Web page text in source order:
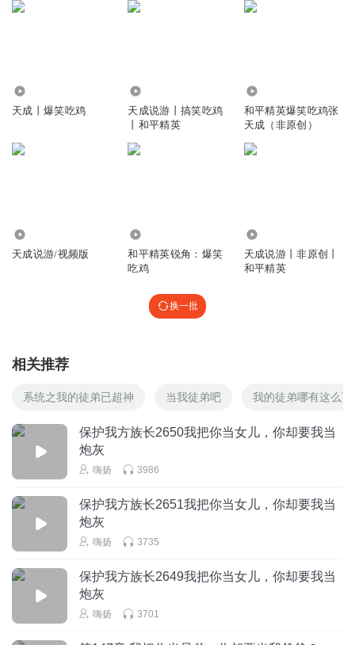
天成丨爆笑吃鸡
天成说游丨搞笑吃鸡
丨和平精英
和平精英爆笑吃鸡张
天成（非原创）
天成说游/视频版
和平精英锐角：爆笑
吃鸡
天成说游丨非原创丨
和平精英
换一批
相关推荐
系统之我的徒弟已超神 当我徒弟吧 我的徒弟哪有这么可
保护我方族长2650我把你当女儿，你却要我当
炮灰
嗨扬 3986
保护我方族长2651我把你当女儿，你却要我当
炮灰
嗨扬 3735
保护我方族长2649我把你当女儿，你却要我当
炮灰
嗨扬 3701